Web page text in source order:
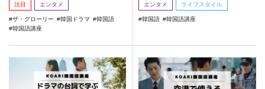
注目 エンタメ
ザ・グローリー 韓国ドラマ
韓国語
韓国語講座
エンタメ ライフスタイル
韓国語 韓国語講座